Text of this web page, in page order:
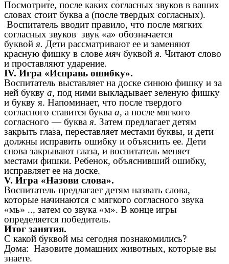
Посмотрите, после каких согласных звуков в ваших
словах стоит буква а (после твердых согласных).
Воспитатель вводит правило, что после мягких
согласных звуков звук «а» обозначается
буквой я. Дети рассматривают ее и заменяют
красную фишку в словемяч буквой я. Читают слово
и проставляют ударение.
IV. Игра «Исправь ошибку».
Воспитатель выставляет на доске синюю фишку и за
ней букву а, под ними выкладывает зеленую фишку
и букву я. Напоминает, что после твердого
согласного ставится буква а, а после мягкого
согласного — буква я. Затем предлагает детям
закрыть глаза, переставляет местами буквы, и дети
должны исправить ошибку и объяснить ее. Дети
снова закрывают глаза, и воспитатель меняет
местами фишки. Ребенок, объяснивший ошибку,
исправляет ее на доске.
V. Игра «Назови слова».
Воспитатель предлагает детям назвать слова,
которые начинаются с мягкого согласного звука
«мь» .., затем со звука «м». В конце игры
определяется победитель.
Итог занятия.
С какой буквой мы сегодня познакомились?
Дома: Назовите домашних животных, которые вы
знаете.